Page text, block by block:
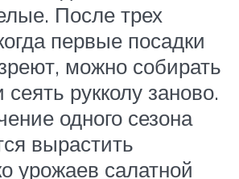
После трех
первые посадки
можно собирать
рукколу заново.
одного сезона
вырастить
урожаев салатной